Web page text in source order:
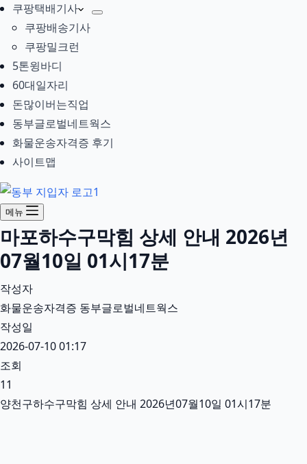
쿠팡택배기사
쿠팡배송기사
쿠팡밀크런
5톤윙바디
60대일자리
돈많이버는직업
동부글로벌네트웍스
화물운송자격증 후기
사이트맵
메뉴
마포하수구막힘 상세 안내 2026년
07월10일 01시17분
작성자
화물운송자격증 동부글로벌네트웍스
작성일
2026-07-10 01:17
조회
11
양천구하수구막힘 상세 안내 2026년07월10일 01시17분